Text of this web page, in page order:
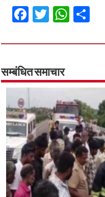
Fa
ce
b
o
o
k
T
wi
tt
er
W
h
at
p
p
ar
सम्बंधित समाचार